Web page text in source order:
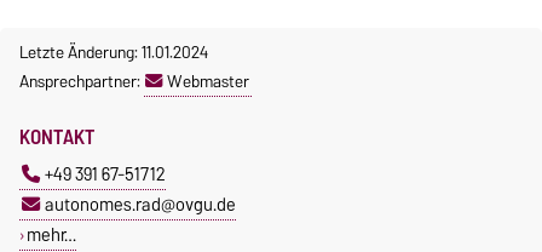
Letzte Änderung: 11.01.2024
Ansprechpartner:
Webmaster
KONTAKT
+49 391 67-51712
autonomes.rad@ovgu.de
mehr…